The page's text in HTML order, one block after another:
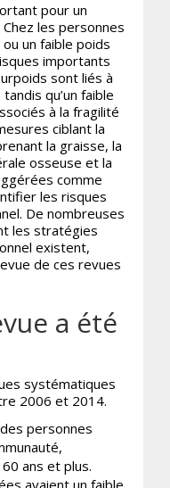
pour un
les personnes
un faible poids
importants
sont liés à
qu’un faible
à la fragilité
ciblant la
la graisse, la
osseuse et la
comme
les risques
De nombreuses
les stratégies
existent,
de ces revues
a été
systématiques
2006 et 2014.
personnes
ans et plus.